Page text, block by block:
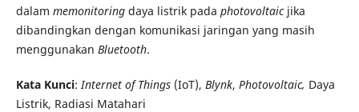
dalam memonitoring daya listrik pada photovoltaic jika
dibandingkan dengan komunikasi jaringan yang masih
menggunakan Bluetooth.
Kata Kunci:Internet of Things (IoT), Blynk, Photovoltaic, Daya
Listrik, Radiasi Matahari